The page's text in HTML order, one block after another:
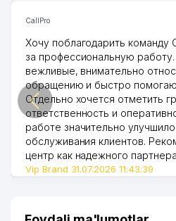
CallPro
Хочу поблагодарить команду
за профессиональную
вежливые, внимательно
обращению и быстро
Отдельно хочется отметить
ответственность и
работе значительно
обслуживания клиентов.
центр как надежного
Vip Brand 31.07.2026 11:43:39